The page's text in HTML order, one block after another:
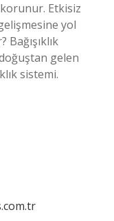
Etkisiz
yol
Bağışıklık
gelen
sistemi.